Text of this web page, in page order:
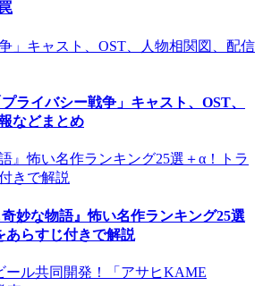
プライバシー戦争」キャスト、OST、
などまとめ
奇妙な物語』怖い名作ランキング25選
あらすじ付きで解説